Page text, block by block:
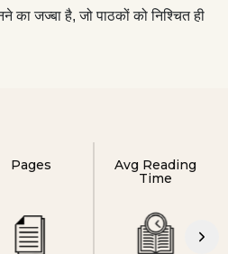
का जज्बा है, जो पाठकों को निश्चित ही
Pages
Avg Reading
Time